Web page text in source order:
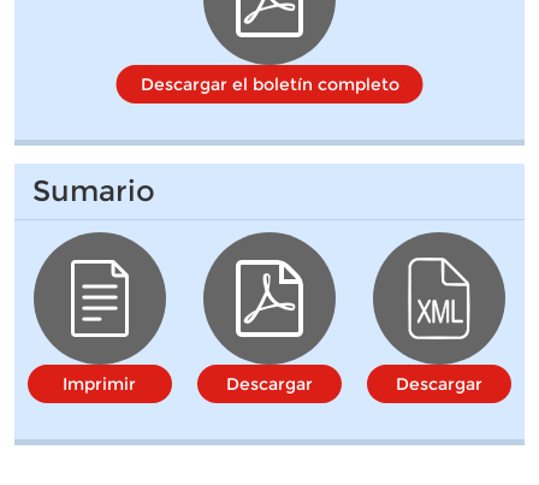
Descargar el boletín completo
Sumario
Imprimir Descargar Descargar